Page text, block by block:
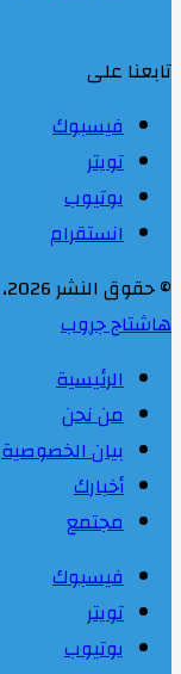
تابعنا على
فيسبوك
تويتر
يوتيوب
انستقرام
© حقوق النشر 2026، جميع الحقوق محفوظة |
هاشتاج جروب
الرئيسية
من نحن
بيان الخصوصية
أخبارك
مجتمع
فيسبوك
تويتر
يوتيوب